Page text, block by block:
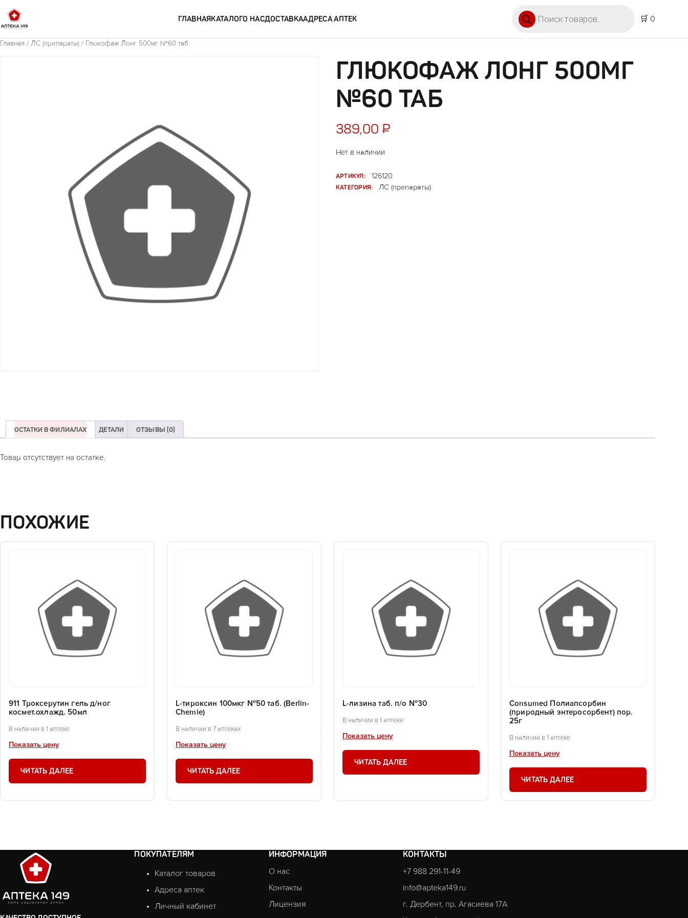
ГЛАВНАЯКАТАЛОГО НАСДОСТАВКААДРЕСА АПТЕК
🛒 0
Главная / ЛС (препараты) / Глюкофаж Лонг 500мг №60 таб
ГЛЮКОФАЖ ЛОНГ 500МГ
№60 ТАБ
389,00 ₽
Нет в наличии
АРТИКУЛ:
126120
КАТЕГОРИЯ:
ЛС (препараты)
ОСТАТКИ В ФИЛИАЛАХ ДЕТАЛИ ОТЗЫВЫ (0)
Товар отсутствует на остатке.
ПОХОЖИЕ
911 Троксерутин гель д/ног
космет.охлажд. 50мл
В наличии в 1 аптеке
Показать цену
ЧИТАТЬ ДАЛЕЕ
L-тироксин 100мкг №50 таб. (Berlin-
Chemie)
В наличии в 7 аптеках
Показать цену
ЧИТАТЬ ДАЛЕЕ
L-лизина таб. п/о №30
В наличии в 1 аптеке
Показать цену
ЧИТАТЬ ДАЛЕЕ
Consumed Полиапсорбин
(природный энтеросорбент) пор.
25г
В наличии в 1 аптеке
Показать цену
ЧИТАТЬ ДАЛЕЕ
ПОКУПАТЕЛЯМ
Каталог товаров
Адреса аптек
Личный кабинет
ИНФОРМАЦИЯ
О нас
Контакты
Лицензия
КОНТАКТЫ
+7 988 291-11-49
info@apteka149.ru
г. Дербент, пр. Агасиева 17А